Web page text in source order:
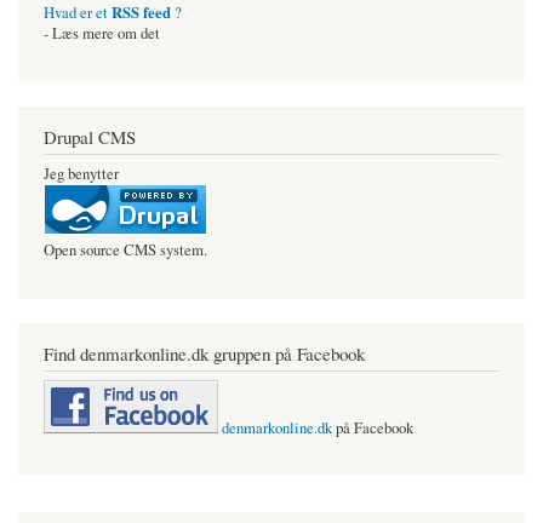
Hvad er etRSS feed ?
- Læs mere om det
Drupal CMS
Jeg benytter
Open source CMS system.
Find denmarkonline.dk gruppen på Facebook
denmarkonline.dkpå Facebook